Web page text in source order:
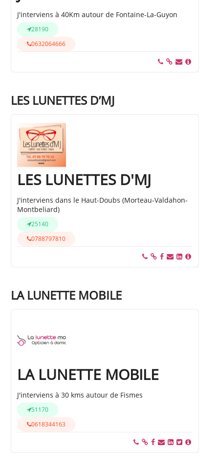
J'interviens à 40Km autour de Fontaine-La-Guyon
28190
0632064666
LES LUNETTES D’MJ
LES LUNETTES D'MJ
J'interviens dans le Haut-Doubs (Morteau-Valdahon-
Montbeliard)
25140
0788797810
LA LUNETTE MOBILE
LA LUNETTE MOBILE
J'interviens à 30 kms autour de Fismes
51170
0618344163